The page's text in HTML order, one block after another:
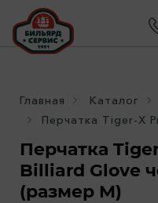
Главная Каталог
Перчатка Tiger-X
Перчатка
Billiard Glove
(размер M)